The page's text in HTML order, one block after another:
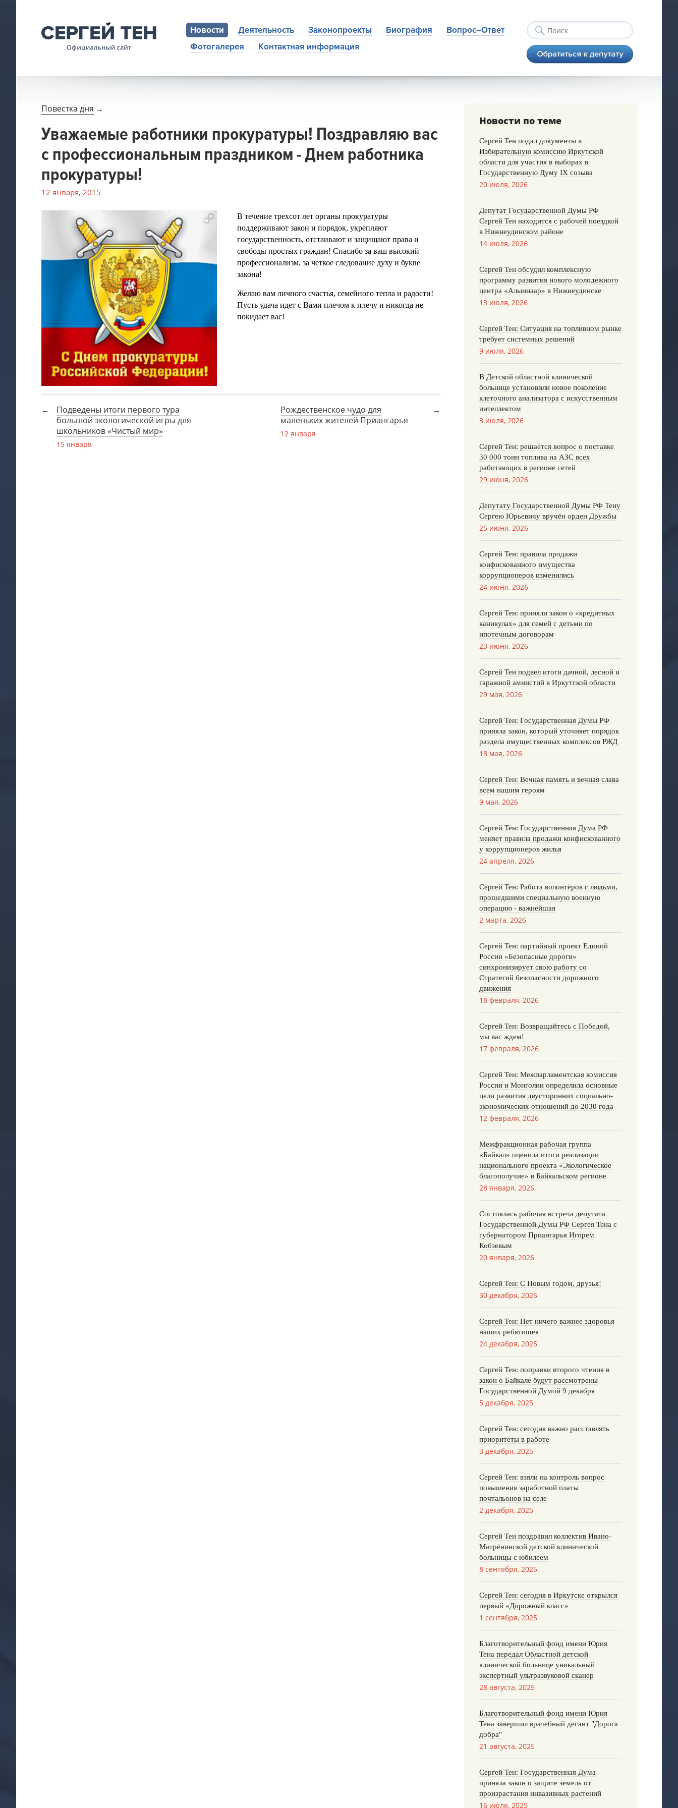
Новости Деятельность Законопроекты Биография
Вопрос–Ответ
Фотогалерея
Контактная информация
Повестка дня →
Уважаемые работники прокуратуры! Поздравляю вас
с профессиональным праздником - Днем работника
прокуратуры!
12 января, 2015
В течение трехсот лет органы прокуратуры
поддерживают закон и порядок, укрепляют
государственность, отстаивают и защищают права и
свободы простых граждан! Спасибо за ваш высокий
профессионализм, за четкое следование духу и букве
закона!
Желаю вам личного счастья, семейного тепла и радости!
Пусть удача идет с Вами плечом к плечу и никогда не
покидает вас!
Подведены итоги первого тура
большой экологической игры для
школьников «Чистый мир»
15 января
Рождественское чудо для
маленьких жителей Приангарья
12 января
Новости по теме
Сергей Тен подал документы в
Избирательную комиссию Иркутской
области для участия в выборах в
Государственную Думу IX созыва
20 июля, 2026
Депутат Государственной Думы РФ
Сергей Тен находится с рабочей поездкой
в Нижнеудинском районе
14 июля, 2026
Сергей Тен обсудил комплексную
программу развития нового молодежного
центра «Алыннаар» в Нижнеудинске
13 июля, 2026
Сергей Тен: Ситуация на топливном рынке
требует системных решений
9 июля, 2026
В Детской областной клинической
больнице установили новое поколение
клеточного анализатора с искусственным
интеллектом
3 июля, 2026
Сергей Тен: решается вопрос о поставке
30 000 тонн топлива на АЗС всех
работающих в регионе сетей
29 июня, 2026
Депутату Государственной Думы РФ Тену
Сергею Юрьевичу вручён орден Дружбы
25 июня, 2026
Сергей Тен: правила продажи
конфискованного имущества
коррупционеров изменились
24 июня, 2026
Сергей Тен: приняли закон о «кредитных
каникулах» для семей с детьми по
ипотечным договорам
23 июня, 2026
Сергей Тен подвел итоги дачной, лесной и
гаражной амнистий в Иркутской области
29 мая, 2026
Сергей Тен: Государственная Думы РФ
приняла закон, который уточняет порядок
раздела имущественных комплексов РЖД
18 мая, 2026
Сергей Тен: Вечная память и вечная слава
всем нашим героям
9 мая, 2026
Сергей Тен: Государственная Дума РФ
меняет правила продажи конфискованного
у коррупционеров жилья
24 апреля, 2026
Сергей Тен: Работа волонтёров с людьми,
прошедшими специальную военную
операцию - важнейшая
2 марта, 2026
Сергей Тен: партийный проект Единой
России «Безопасные дороги»
синхронизирует свою работу со
Стратегий безопасности дорожного
движения
18 февраля, 2026
Сергей Тен: Возвращайтесь с Победой,
мы вас ждем!
17 февраля, 2026
Сергей Тен: Межпарламентская комиссия
России и Монголии определила основные
цели развития двусторонних социально-
экономических отношений до 2030 года
12 февраля, 2026
Межфракционная рабочая группа
«Байкал» оценила итоги реализации
национального проекта «Экологическое
благополучие» в Байкальском регионе
28 января, 2026
Состоялась рабочая встреча депутата
Государственной Думы РФ Сергея Тена с
губернатором Приангарья Игорем
Кобзевым
20 января, 2026
Сергей Тен: С Новым годом, друзья!
30 декабря, 2025
Сергей Тен: Нет ничего важнее здоровья
наших ребятишек
24 декабря, 2025
Сергей Тен: поправки второго чтения в
закон о Байкале будут рассмотрены
Государственной Думой 9 декабря
5 декабря, 2025
Сергей Тен: сегодня важно расставлять
приоритеты в работе
3 декабря, 2025
Сергей Тен: взяли на контроль вопрос
повышения заработной платы
почтальонов на селе
2 декабря, 2025
Сергей Тен поздравил коллектив Ивано-
Матрёнинской детской клинической
больницы с юбилеем
8 сентября, 2025
Сергей Тен: сегодня в Иркутске открылся
первый «Дорожный класс»
1 сентября, 2025
Благотворительный фонд имени Юрия
Тена передал Областной детской
клинической больнице уникальный
экспертный ультразвуковой сканер
28 августа, 2025
Благотворительный фонд имени Юрия
Тена завершил врачебный десант "Дорога
добра"
21 августа, 2025
Сергей Тен: Государственная Дума
приняла закон о защите земель от
произрастания инвазивных растений
16 июля, 2025